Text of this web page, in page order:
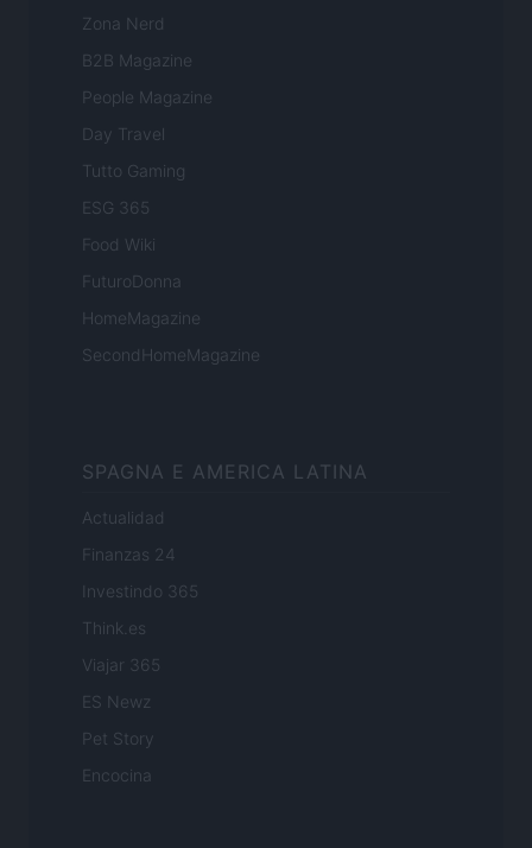
Zona Nerd
B2B Magazine
People Magazine
Day Travel
Tutto Gaming
ESG 365
Food Wiki
FuturoDonna
HomeMagazine
SecondHomeMagazine
SPAGNA E AMERICA LATINA
Actualidad
Finanzas 24
Investindo 365
Think.es
Viajar 365
ES Newz
Pet Story
Encocina